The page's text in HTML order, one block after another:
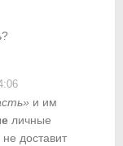
и им
личные
доставит